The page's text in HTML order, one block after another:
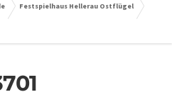
Festspielhaus Hellerau Ostflügel